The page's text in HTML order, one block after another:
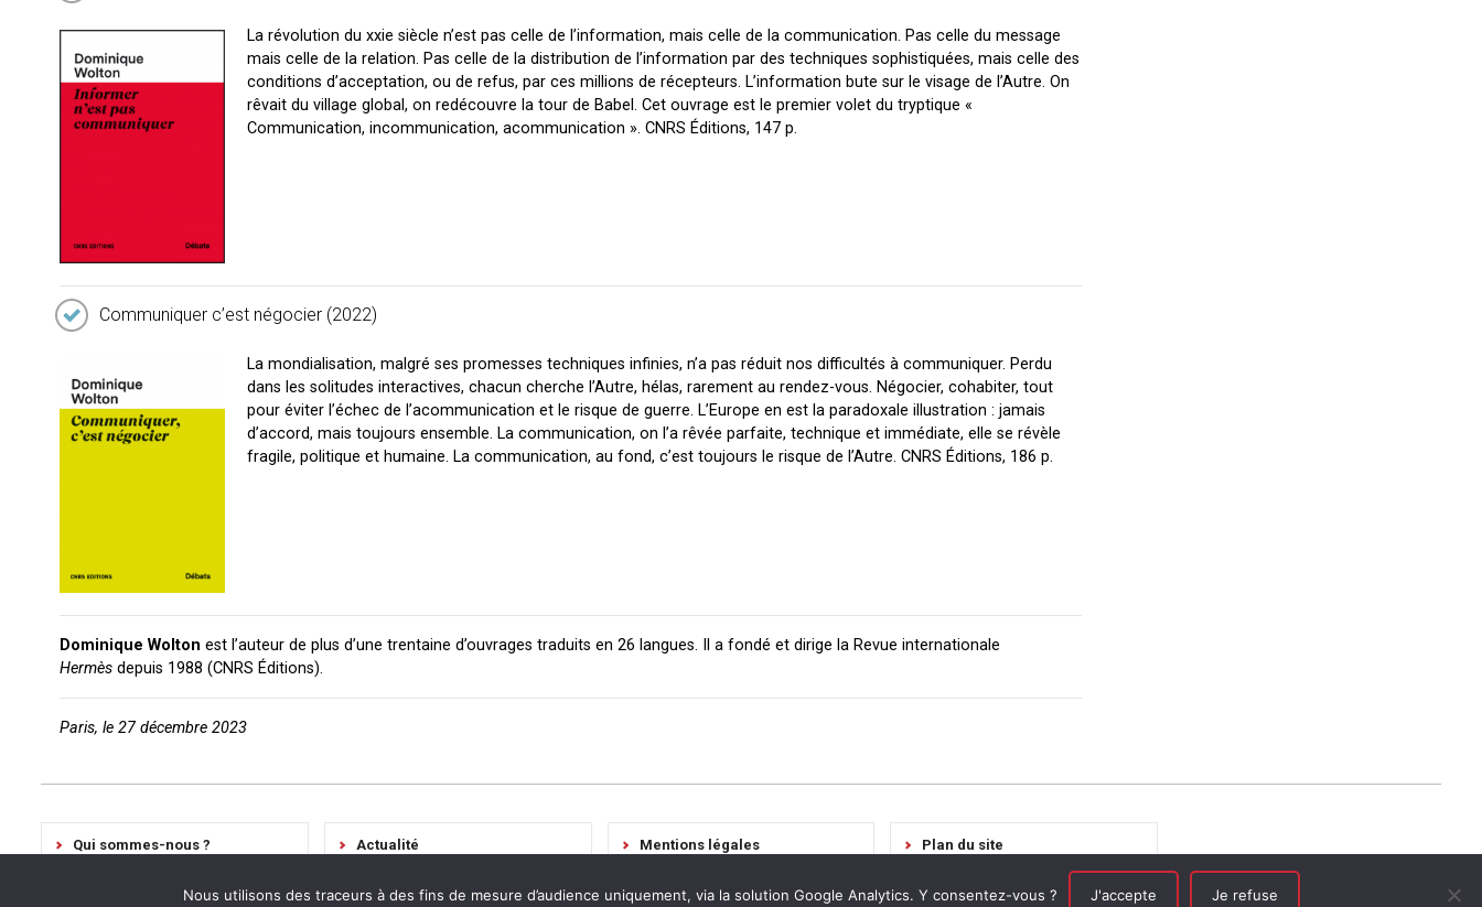
La révolution du xxie siècle n’est pas celle de l’information, mais celle de la communication. Pas celle du message
mais celle de la relation. Pas celle de la distribution de l’information par des techniques sophistiquées, mais celle des
conditions d’acceptation, ou de refus, par ces millions de récepteurs. L’information bute sur le visage de l’Autre. On
rêvait du village global, on redécouvre la tour de Babel. Cet ouvrage est le premier volet du tryptique «
Communication, incommunication, acommunication ». CNRS Éditions, 147 p.
Communiquer c’est négocier (2022)
La mondialisation, malgré ses promesses techniques infinies, n’a pas réduit nos difficultés à communiquer. Perdu
dans les solitudes interactives, chacun cherche l’Autre, hélas, rarement au rendez-vous. Négocier, cohabiter, tout
pour éviter l’échec de l’acommunication et le risque de guerre. L’Europe en est la paradoxale illustration : jamais
d’accord, mais toujours ensemble. La communication, on l’a rêvée parfaite, technique et immédiate, elle se révèle
fragile, politique et humaine. La communication, au fond, c’est toujours le risque de l’Autre. CNRS Éditions, 186 p.
Dominique Wolton est l’auteur de plus d’une trentaine d’ouvrages traduits en 26 langues. Il a fondé et dirige la Revue internationale
Hermèsdepuis 1988 (CNRS Éditions).
Paris, le 27 décembre 2023
Qui sommes-nous ? Actualité
Contact
Mentions légales
Règlement Intérieur
Plan du site
Déclaration d’accessibilité
Nous utilisons des traceurs à des fins de mesure d’audience uniquement, via la solution Google Analytics. Y consentez-vous ? J'accepte Je refuse